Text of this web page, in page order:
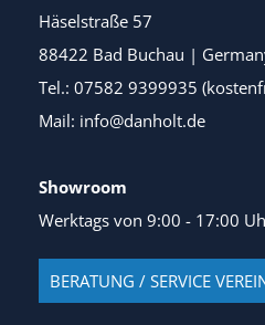
Häselstraße 57
88422 Bad Buchau |
Tel.: 07582 9399935
Mail: info@danholt.de
Showroom
Werktags von 9:00 - 17:00
BERATUNG / SERVICE